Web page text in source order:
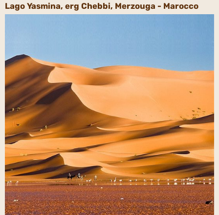
Lago Yasmina, erg Chebbi, Merzouga - Marocco